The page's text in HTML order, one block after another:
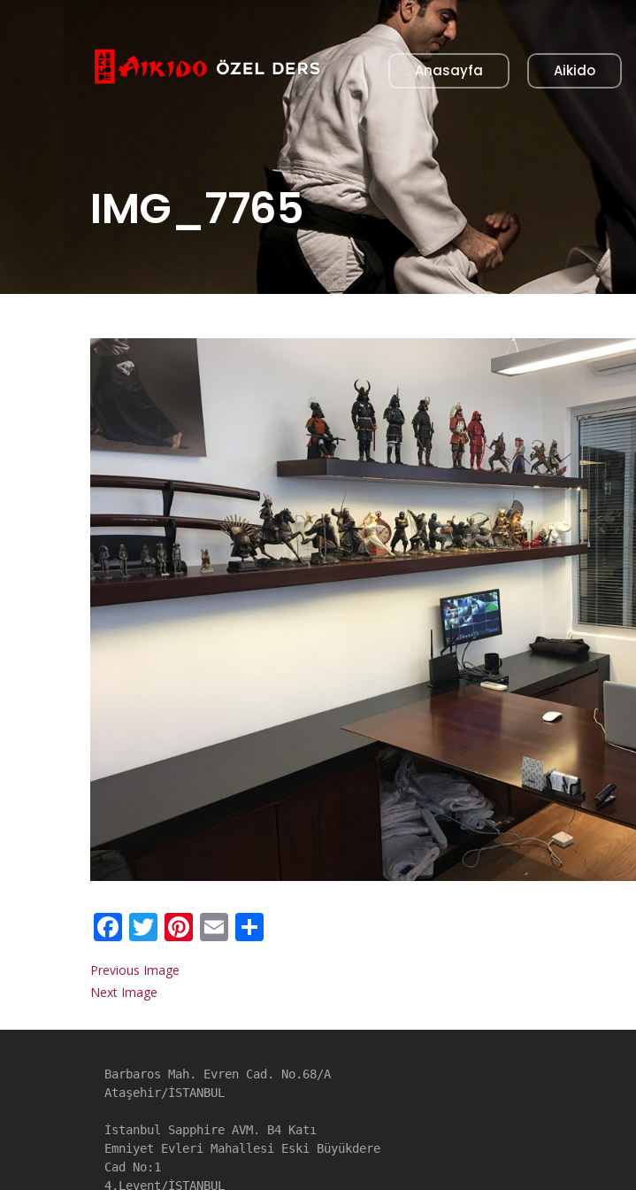
Anasayfa Aikido
IMG_7765
Facebook
Twitter
Pinterest
Email
Previous Image
Next Image
Barbaros Mah. Evren Cad. No.68/A
Ataşehir/İSTANBUL
İstanbul Sapphire AVM. B4 Katı
Emniyet Evleri Mahallesi Eski Büyükdere
Cad No:1
4.Levent/İSTANBUL